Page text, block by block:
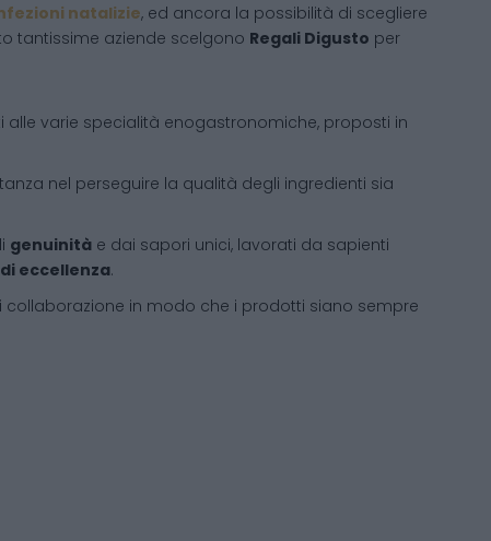
natalizie, ed ancora la possibilità di scegliere
tantissime aziende scelgono Regali Digusto per
varie specialità enogastronomiche, proposti in
nel perseguire la qualità degli ingredienti sia
genuinità e dai sapori unici, lavorati da sapienti
eccellenza.
in modo che i prodotti siano sempre